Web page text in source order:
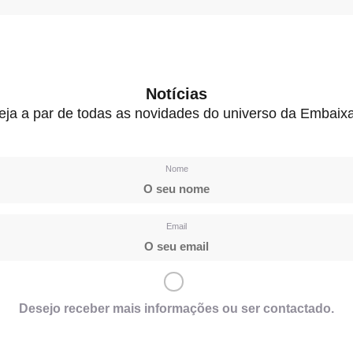
Notícias
a par de todas as novidades do universo da
Nome
Email
Desejo receber mais informações ou ser contactado.